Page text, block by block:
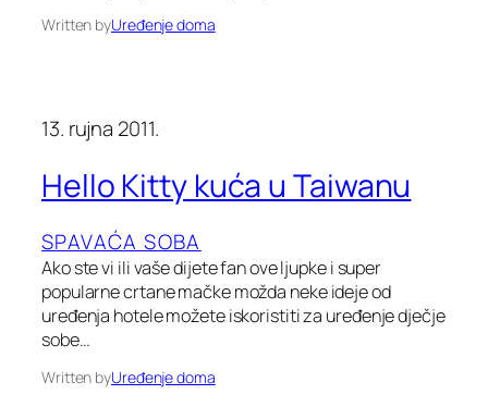
Written byUređenje doma
13. rujna 2011.
Hello Kitty kuća u Taiwanu
SPAVAĆA SOBA
Ako ste vi ili vaše dijete fan ove ljupke i super
popularne crtane mačke možda neke ideje od
uređenja hotele možete iskoristiti za uređenje dječje
sobe…
Written byUređenje doma